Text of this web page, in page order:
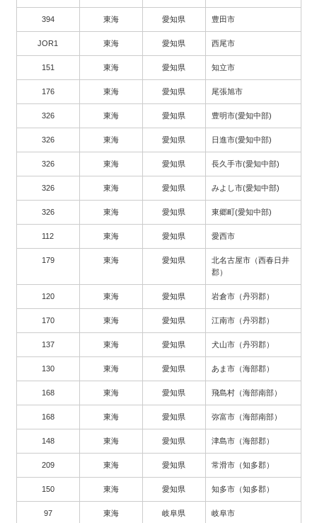
394 東海 愛知県 豊田市
JOR1 東海 愛知県 西尾市
151 東海 愛知県 知立市
176 東海 愛知県 尾張旭市
326 東海 愛知県 豊明市(愛知中部)
326 東海 愛知県 日進市(愛知中部)
326 東海 愛知県 長久手市(愛知中部)
326 東海 愛知県 みよし市(愛知中部)
326 東海 愛知県 東郷町(愛知中部)
112 東海 愛知県 愛西市
179 東海 愛知県
北名古屋市（西春日井
郡）
120 東海 愛知県 岩倉市（丹羽郡）
170 東海 愛知県 江南市（丹羽郡）
137 東海 愛知県 犬山市（丹羽郡）
130 東海 愛知県 あま市（海部郡）
168 東海 愛知県 飛島村（海部南部）
168 東海 愛知県 弥富市（海部南部）
148 東海 愛知県 津島市（海部郡）
209 東海 愛知県 常滑市（知多郡）
150 東海 愛知県 知多市（知多郡）
97 東海 岐阜県 岐阜市